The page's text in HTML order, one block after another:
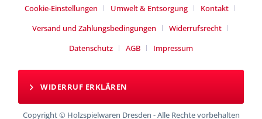
Cookie-Einstellungen Umwelt & Entsorgung
Kontakt
Versand und Zahlungsbedingungen
Widerrufsrecht
Datenschutz
AGB Impressum
WIDERRUF ERKLÄREN
Copyright © Holzspielwaren Dresden - Alle Rechte vorbehalten